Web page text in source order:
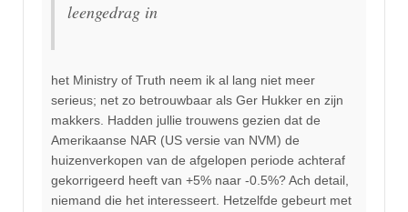
leengedrag in
het Ministry of Truth neem ik al lang niet meer
serieus; net zo betrouwbaar als Ger Hukker en zijn
makkers. Hadden jullie trouwens gezien dat de
Amerikaanse NAR (US versie van NVM) de
huizenverkopen van de afgelopen periode achteraf
gekorrigeerd heeft van +5% naar -0.5%? Ach detail,
niemand die het interesseert. Hetzelfde gebeurt met